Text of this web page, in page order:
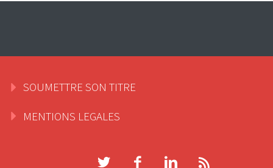
SOUMETTRE SON TITRE
MENTIONS LEGALES